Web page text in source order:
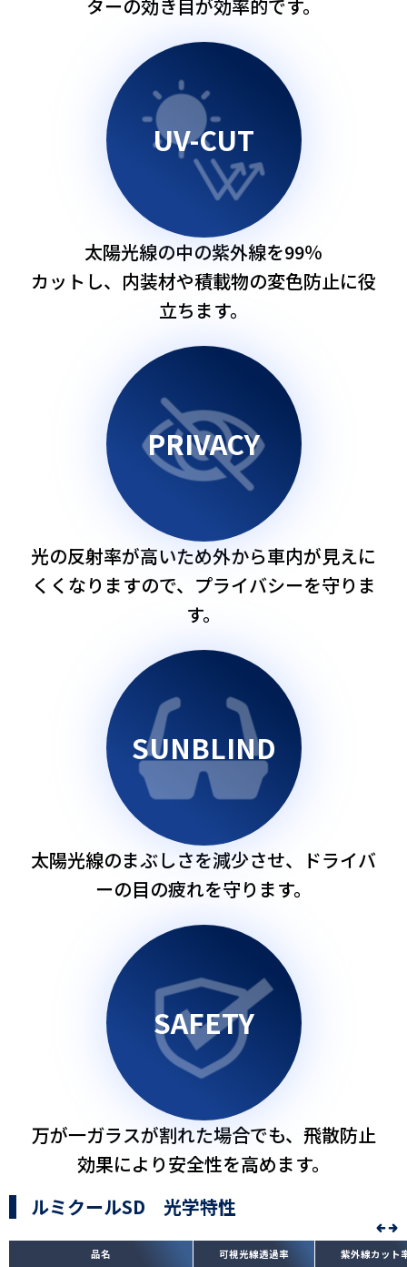
ターの効き目が効率的です。
UV-CUT
太陽光線の中の紫外線を99％
カットし、内装材や積載物の変色防止に役
立ちます。
PRIVACY
光の反射率が高いため外から車内が見えに
くくなりますので、プライバシーを守りま
す。
SUNBLIND
太陽光線のまぶしさを減少させ、ドライバ
ーの目の疲れを守ります。
SAFETY
万が一ガラスが割れた場合でも、飛散防止
効果により安全性を高めます。
ルミクールSD 光学特性
品名 可視光線透過率 紫外線カット